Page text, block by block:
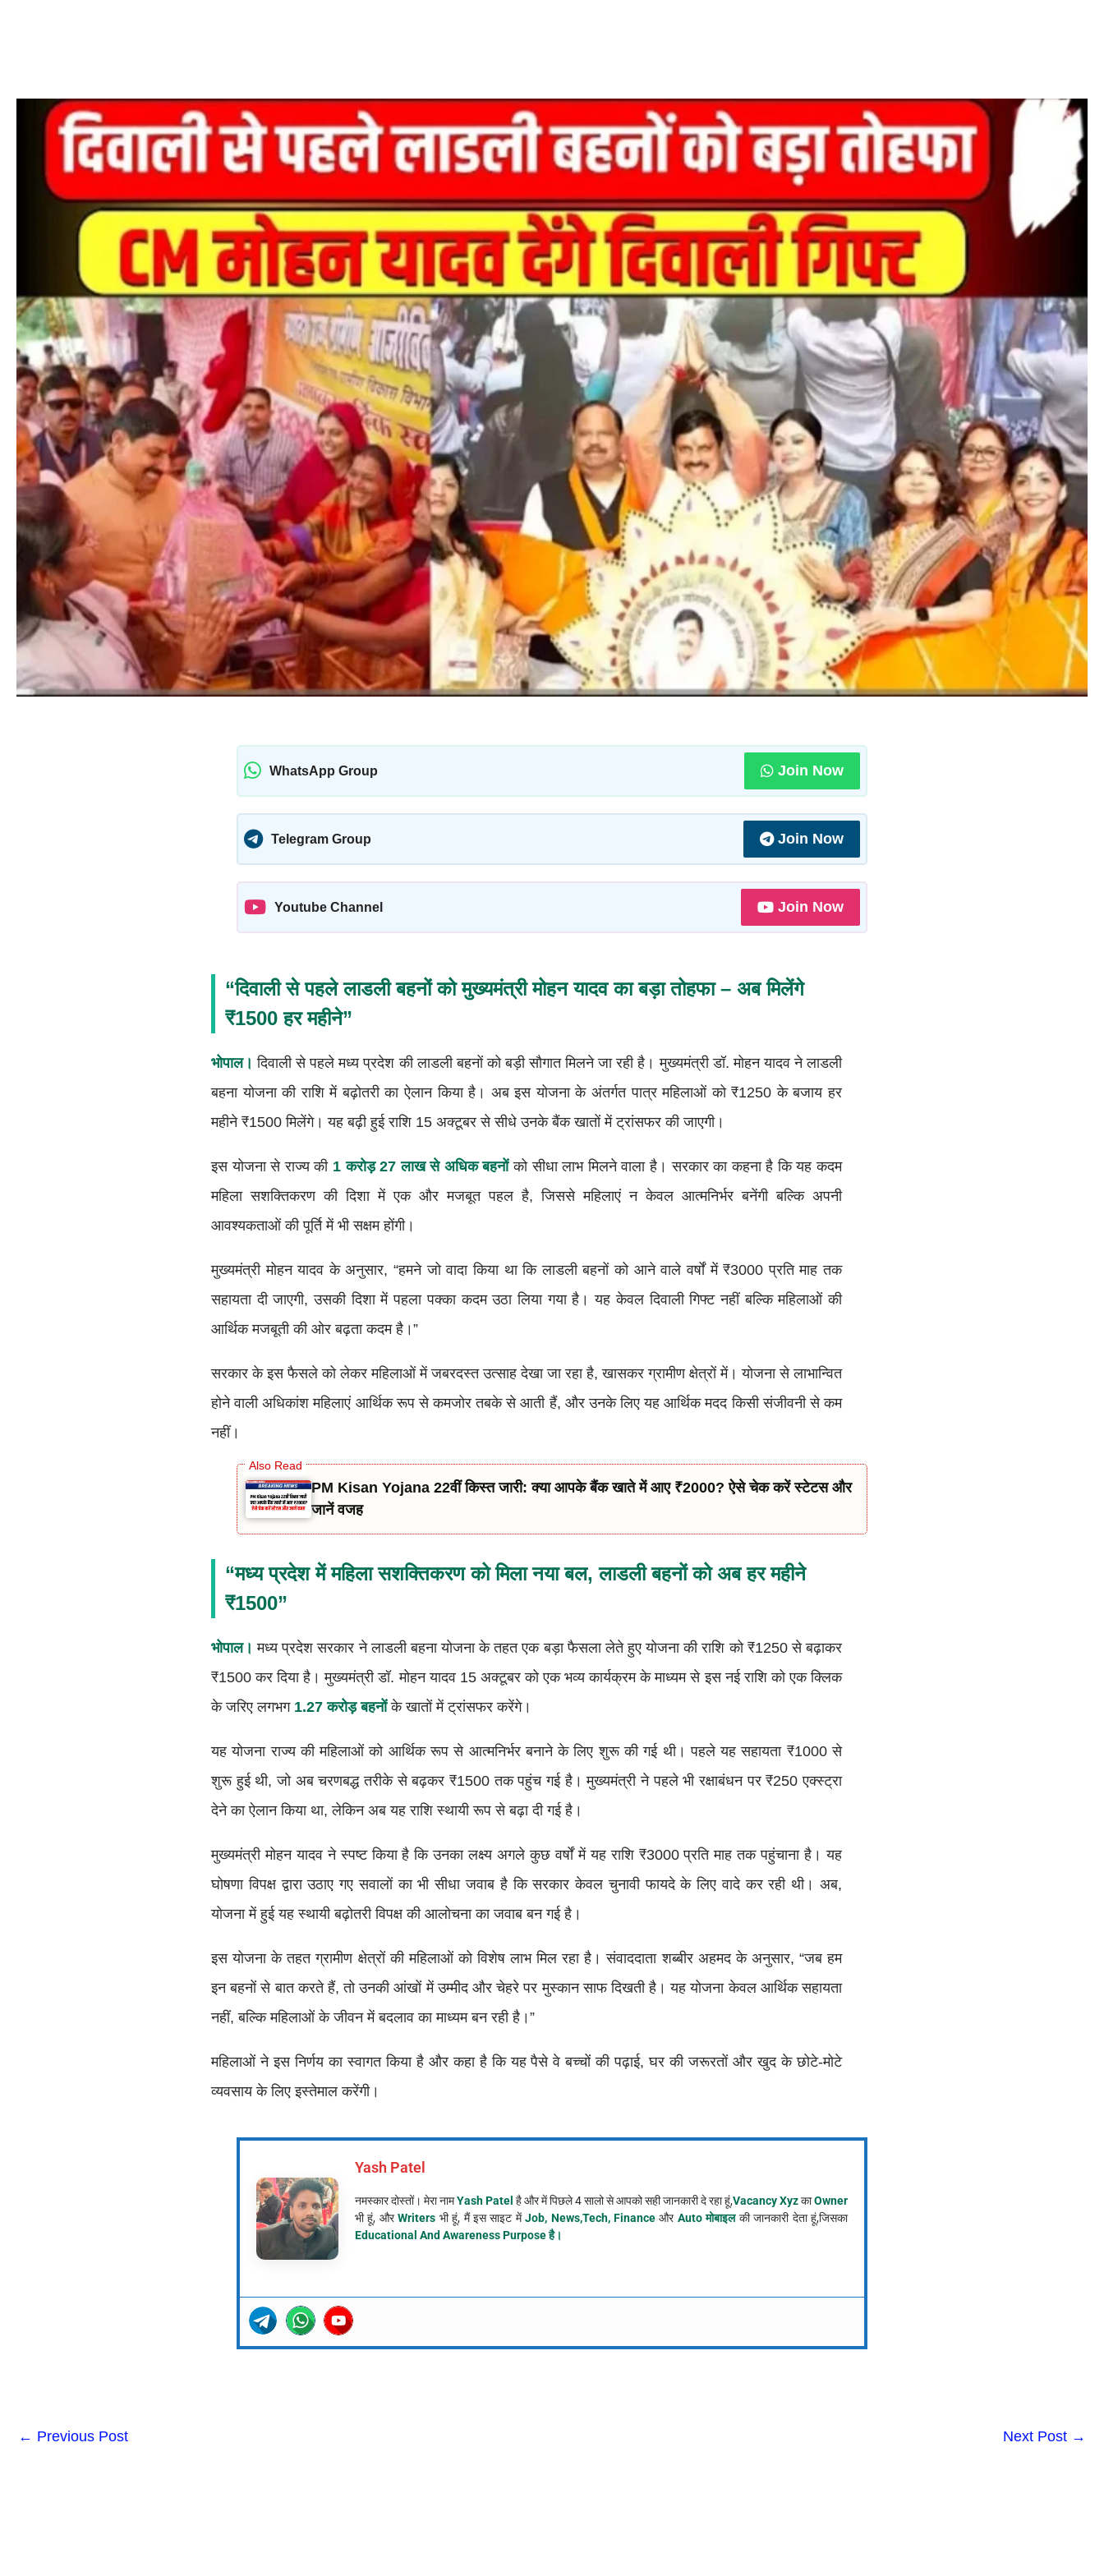
WhatsApp Group Join Now
Telegram Group Join Now
Youtube Channel Join Now
“दिवाली से पहले लाडली बहनों को मुख्यमंत्री मोहन यादव का बड़ा तोहफा – अब मिलेंगे
₹1500 हर महीने”
भोपाल। दिवाली से पहले मध्य प्रदेश की लाडली बहनों को बड़ी सौगात मिलने जा रही है। मुख्यमंत्री डॉ. मोहन यादव ने लाडली
बहना योजना की राशि में बढ़ोतरी का ऐलान किया है। अब इस योजना के अंतर्गत पात्र महिलाओं को ₹1250 के बजाय हर
महीने ₹1500 मिलेंगे। यह बढ़ी हुई राशि 15 अक्टूबर से सीधे उनके बैंक खातों में ट्रांसफर की जाएगी।
इस योजना से राज्य की 1 करोड़ 27 लाख से अधिक बहनोंको सीधा लाभ मिलने वाला है। सरकार का कहना है कि यह कदम
महिला सशक्तिकरण की दिशा में एक और मजबूत पहल है, जिससे महिलाएं न केवल आत्मनिर्भर बनेंगी बल्कि अपनी
आवश्यकताओं की पूर्ति में भी सक्षम होंगी।
मुख्यमंत्री मोहन यादव के अनुसार, “हमने जो वादा किया था कि लाडली बहनों को आने वाले वर्षों में ₹3000 प्रति माह तक
सहायता दी जाएगी, उसकी दिशा में पहला पक्का कदम उठा लिया गया है। यह केवल दिवाली गिफ्ट नहीं बल्कि महिलाओं की
आर्थिक मजबूती की ओर बढ़ता कदम है।”
सरकार के इस फैसले को लेकर महिलाओं में जबरदस्त उत्साह देखा जा रहा है, खासकर ग्रामीण क्षेत्रों में। योजना से लाभान्वित
होने वाली अधिकांश महिलाएं आर्थिक रूप से कमजोर तबके से आती हैं, और उनके लिए यह आर्थिक मदद किसी संजीवनी से कम
नहीं।
PM Kisan Yojana 22वीं किस्त जारी: क्या आपके बैंक खाते में आए ₹2000? ऐसे चेक करें स्टेटस और
जानें वजह
“मध्य प्रदेश में महिला सशक्तिकरण को मिला नया बल, लाडली बहनों को अब हर महीने
₹1500”
भोपाल। मध्य प्रदेश सरकार ने लाडली बहना योजना के तहत एक बड़ा फैसला लेते हुए योजना की राशि को ₹1250 से बढ़ाकर
₹1500 कर दिया है। मुख्यमंत्री डॉ. मोहन यादव 15 अक्टूबर को एक भव्य कार्यक्रम के माध्यम से इस नई राशि को एक क्लिक
के जरिए लगभग 1.27 करोड़ बहनोंके खातों में ट्रांसफर करेंगे।
यह योजना राज्य की महिलाओं को आर्थिक रूप से आत्मनिर्भर बनाने के लिए शुरू की गई थी। पहले यह सहायता ₹1000 से
शुरू हुई थी, जो अब चरणबद्ध तरीके से बढ़कर ₹1500 तक पहुंच गई है। मुख्यमंत्री ने पहले भी रक्षाबंधन पर ₹250 एक्स्ट्रा
देने का ऐलान किया था, लेकिन अब यह राशि स्थायी रूप से बढ़ा दी गई है।
मुख्यमंत्री मोहन यादव ने स्पष्ट किया है कि उनका लक्ष्य अगले कुछ वर्षों में यह राशि ₹3000 प्रति माह तक पहुंचाना है। यह
घोषणा विपक्ष द्वारा उठाए गए सवालों का भी सीधा जवाब है कि सरकार केवल चुनावी फायदे के लिए वादे कर रही थी। अब,
योजना में हुई यह स्थायी बढ़ोतरी विपक्ष की आलोचना का जवाब बन गई है।
इस योजना के तहत ग्रामीण क्षेत्रों की महिलाओं को विशेष लाभ मिल रहा है। संवाददाता शब्बीर अहमद के अनुसार, “जब हम
इन बहनों से बात करते हैं, तो उनकी आंखों में उम्मीद और चेहरे पर मुस्कान साफ दिखती है। यह योजना केवल आर्थिक सहायता
नहीं, बल्कि महिलाओं के जीवन में बदलाव का माध्यम बन रही है।”
महिलाओं ने इस निर्णय का स्वागत किया है और कहा है कि यह पैसे वे बच्चों की पढ़ाई, घर की जरूरतों और खुद के छोटे-मोटे
व्यवसाय के लिए इस्तेमाल करेंगी।
Yash Patel
नमस्कार दोस्तों। मेरा नामYash Patel है और में पिछले 4 सालो से आपको सही जानकारी दे रहा हूं,Vacancy XyzकाOwner
भी हूं, औरWriters भी हूं, मैं इस साइट मेंJob, News,Tech, Finance और Auto मोबाइलकी जानकारी देता हूं,जिसका
Educational And Awareness Purpose है।
← Previous Post Next Post →